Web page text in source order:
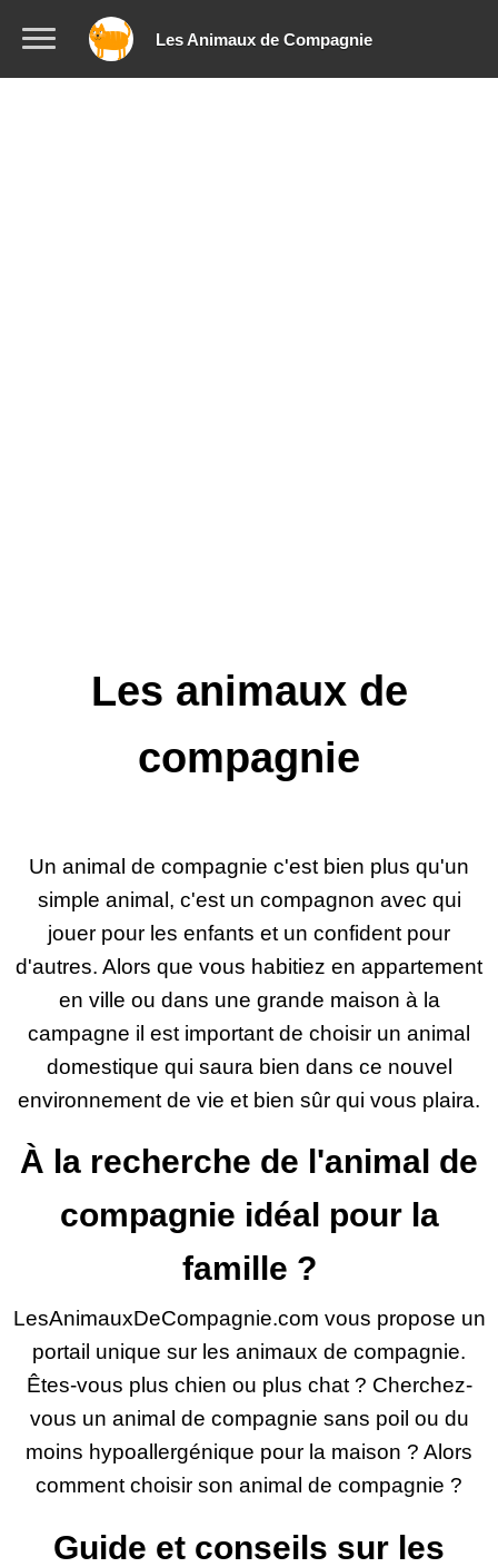
Les Animaux de Compagnie
Les animaux de
compagnie
Un animal de compagnie c'est bien plus qu'un
simple animal, c'est un compagnon avec qui
jouer pour les enfants et un confident pour
d'autres. Alors que vous habitiez en appartement
en ville ou dans une grande maison à la
campagne il est important de choisir un animal
domestique qui saura bien dans ce nouvel
environnement de vie et bien sûr qui vous plaira.
À la recherche de l'animal de
compagnie idéal pour la
famille ?
LesAnimauxDeCompagnie.com vous propose un
portail unique sur les animaux de compagnie.
Êtes-vous plus chien ou plus chat ? Cherchez-
vous un animal de compagnie sans poil ou du
moins hypoallergénique pour la maison ? Alors
comment choisir son animal de compagnie ?
Guide et conseils sur les